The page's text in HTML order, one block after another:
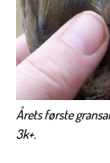
Årets første
3k+.